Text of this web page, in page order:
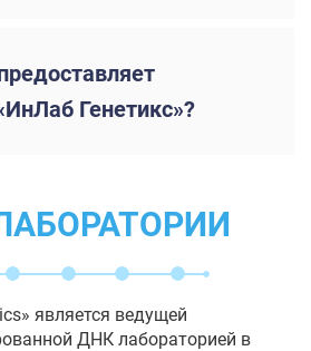
Генетикс»?
является ведущей
ДНК лабораторией в